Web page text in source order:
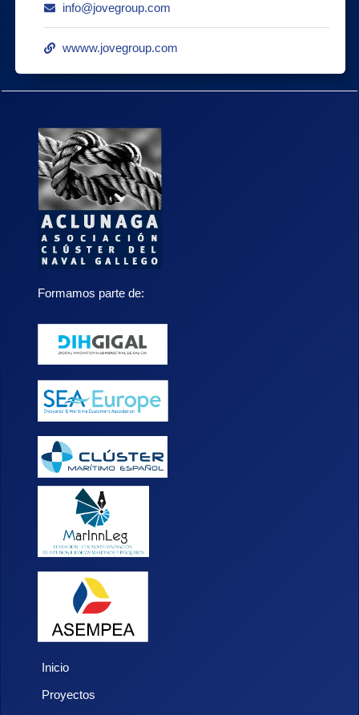
info@jovegroup.com
wwww.jovegroup.com
Formamos parte de:
Inicio
Proyectos